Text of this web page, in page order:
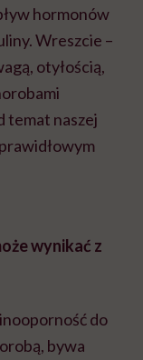
hormonów
Wreszcie –
otyłością,
temat naszej
wynikać z
do
bywa